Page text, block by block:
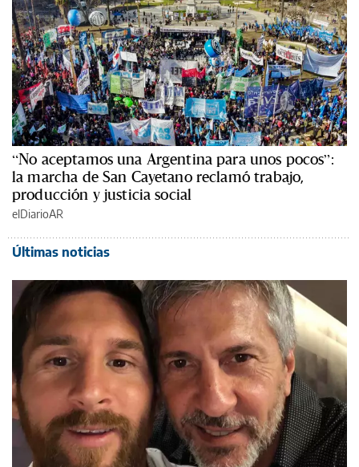
“No aceptamos una Argentina para unos pocos”:
la marcha de San Cayetano reclamó trabajo,
producción y justicia social
elDiarioAR
Últimas noticias